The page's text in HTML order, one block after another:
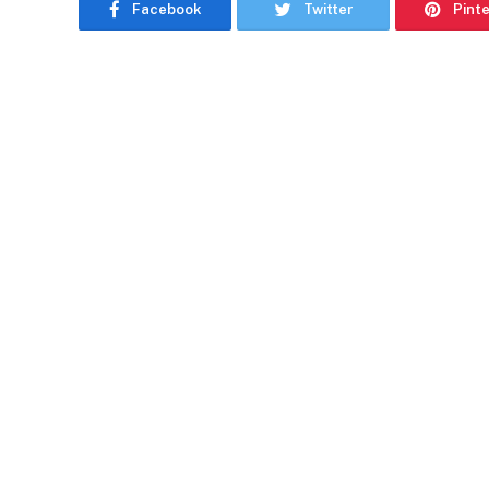
Facebook Twitter